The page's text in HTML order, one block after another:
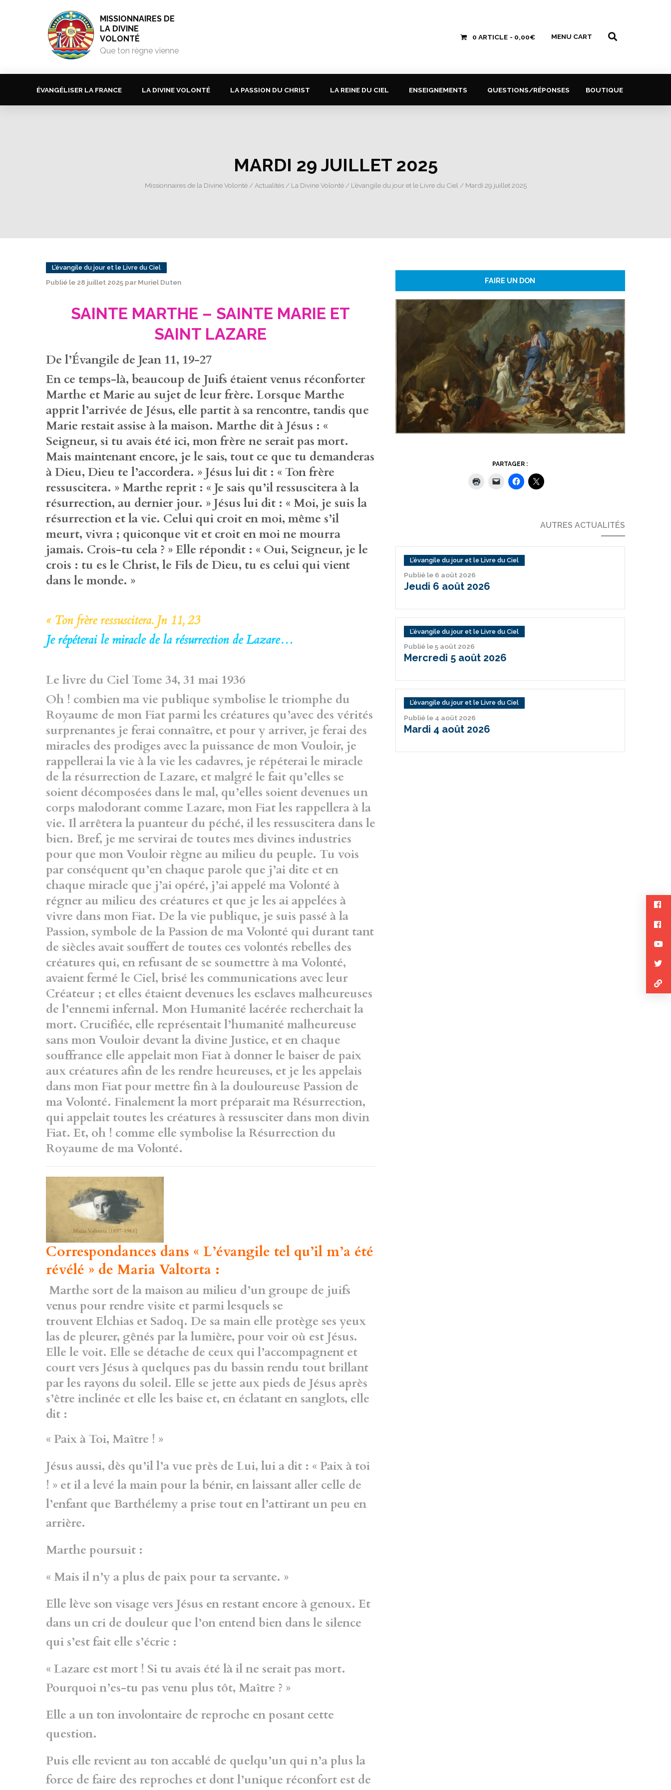
MISSIONNAIRES DE
LA DIVINE
VOLONTÉ
Que ton règne vienne
0 ARTICLE 0,00€ MENU CART
ÉVANGÉLISER LA FRANCE LA DIVINE VOLONTÉ LA PASSION DU CHRIST LA REINE DU CIEL ENSEIGNEMENTS QUESTIONS/RÉPONSES BOUTIQUE
MARDI 29 JUILLET 2025
Missionnaires de la Divine Volonté/ Actualités/ La Divine Volonté/ L’évangile du jour et le Livre du Ciel / Mardi 29 juillet 2025
L’évangile du jour et le Livre du Ciel
Publié le 28 juillet 2025 par Muriel Duten
SAINTE MARTHE – SAINTE MARIE ET
SAINT LAZARE
De l’Évangile de Jean 11, 19-27
En ce temps-là, beaucoup de Juifs étaient venus réconforter
Marthe et Marie au sujet de leur frère. Lorsque Marthe
apprit l’arrivée de Jésus, elle partit à sa rencontre, tandis que
Marie restait assise à la maison. Marthe dit à Jésus : «
Seigneur, si tu avais été ici, mon frère ne serait pas mort.
Mais maintenant encore, je le sais, tout ce que tu demanderas
à Dieu, Dieu te l’accordera. » Jésus lui dit : « Ton frère
ressuscitera. » Marthe reprit : « Je sais qu’il ressuscitera à la
résurrection, au dernier jour. » Jésus lui dit : « Moi, je suis la
résurrection et la vie. Celui qui croit en moi, même s’il
meurt, vivra ; quiconque vit et croit en moi ne mourra
jamais. Crois-tu cela ? » Elle répondit : « Oui, Seigneur, je le
crois : tu es le Christ, le Fils de Dieu, tu es celui qui vient
dans le monde. »
« Ton frère ressuscitera. Jn 11, 23
Je répéterai le miracle de la résurrection de Lazare…
Le livre du Ciel Tome 34, 31 mai 1936
Oh ! combien ma vie publique symbolise le triomphe du
Royaume de mon Fiat parmi les créatures qu’avec des vérités
surprenantes je ferai connaître, et pour y arriver, je ferai des
miracles des prodiges avec la puissance de mon Vouloir, je
rappellerai la vie à lavie les cadavres, je répéterai le miracle
de la résurrection de Lazare, etmalgré le fait qu’elles se
soient décomposées dans le mal, qu’elles soient devenues un
corps malodorant comme Lazare, mon Fiat les rappellera àla
vie. Il arrêtera la puanteur du péché, il les ressuscitera dans le
bien. Bref, je me servirai de toutes mes divines industries
pour que monVouloir règne au milieu du peuple. Tu vois
par conséquent qu’en chaque parole que j’ai dite et en
chaque miracle que j’ai opéré, j’ai appelé maVolonté à
régner au milieu des créatures et que je les ai appelées à
vivre dans mon Fiat. De la vie publique, je suis passé à la
Passion, symbole de la Passion de ma Volonté qui durant tant
de siècles avait souffert de toutes ces volontés rebelles des
créatures qui, en refusant de se soumettre à ma Volonté,
avaient fermé le Ciel, brisé les communications avec leur
Créateur ; et elles étaient devenues les esclaves malheureuses
de l’ennemi infernal. Mon Humanité lacérée recherchait la
mort. Crucifiée, elle représentait l’humanité malheureuse
sans mon Vouloir devant la divine Justice, et en chaque
souffrance elle appelait mon Fiat à donner le baiser de paix
aux créatures afin de les rendre heureuses, et je les appelais
dans mon Fiat pour mettre fin à la douloureuse Passion de
ma Volonté. Finalement la mort préparait ma Résurrection,
quiappelait toutes les créatures à ressusciter dans mon divin
Fiat. Et, oh ! comme elle symbolise la Résurrection du
Royaume de ma Volonté.
Correspondances dans « L’évangile tel qu’il m’a été
révélé » de Maria Valtorta :
Marthe sort de la maison au milieu d’un groupe de juifs
venus pour rendre visite et parmi lesquels se
trouvent Elchias et Sadoq. De sa main elle protège ses yeux
las de pleurer, gênés par la lumière, pour voir où est Jésus.
Elle le voit. Elle se détache de ceux qui l’accompagnent et
court vers Jésus à quelques pas du bassin rendu tout brillant
par les rayons du soleil. Elle se jette aux pieds de Jésus après
s’être inclinée et elle les baise et, en éclatant en sanglots, elle
dit :
« Paix à Toi, Maître ! »
Jésus aussi, dès qu’il l’a vue près de Lui, lui a dit : « Paix à toi
! » et il a levé la main pour la bénir, en laissant aller celle de
l’enfant que Barthélemy a prise tout en l’attirant un peu en
arrière.
Marthe poursuit :
« Mais il n’y a plus de paix pour ta servante. »
Elle lève son visage vers Jésus en restant encore à genoux. Et
dans un cri de douleur que l’on entend bien dans le silence
qui s’est fait elle s’écrie :
« Lazare est mort ! Si tu avais été là il ne serait pas mort.
Pourquoi n’es-tu pas venu plus tôt, Maître ? »
Elle a un ton involontaire de reproche en posant cette
question.
Puis elle revient au ton accablé de quelqu’un qui n’a plus la
force de faire des reproches et dont l’unique réconfort est de
FAIRE UN DON
PARTAGER :
AUTRES ACTUALITÉS
L’évangile du jour et le Livre du Ciel
Publié le 6 août 2026
Jeudi 6 août 2026
L’évangile du jour et le Livre du Ciel
Publié le 5 août 2026
Mercredi 5 août 2026
L’évangile du jour et le Livre du Ciel
Publié le 4 août 2026
Mardi 4 août 2026